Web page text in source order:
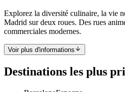
Explorez la diversité culinaire, la vie
Madrid sur deux roues. Des rues
commerciales modernes.
Voir plus d'informations
Destinations les plus